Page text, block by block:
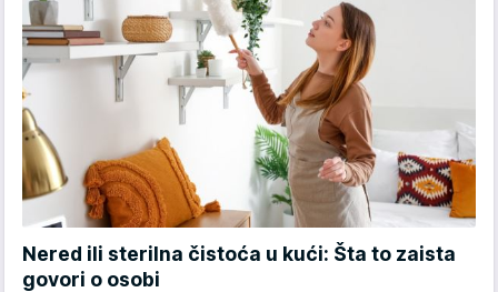
Nered ili sterilna čistoća u kući: Šta to zaista
govori o osobi